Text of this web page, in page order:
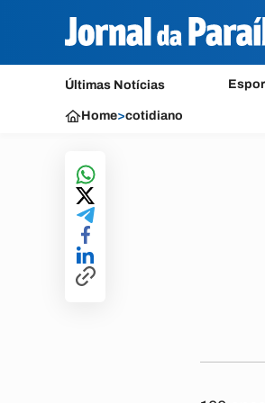
Últimas Notícias
Home>cotidiano